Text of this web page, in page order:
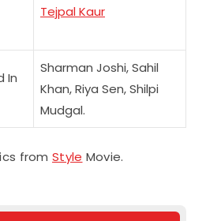
Tejpal Kaur
In
Sharman Joshi, Sahil
Khan, Riya Sen, Shilpi
Mudgal.
fromStyle Movie.